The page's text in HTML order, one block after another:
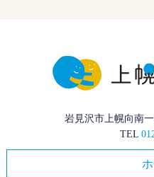
岩見沢市上幌向南
TEL